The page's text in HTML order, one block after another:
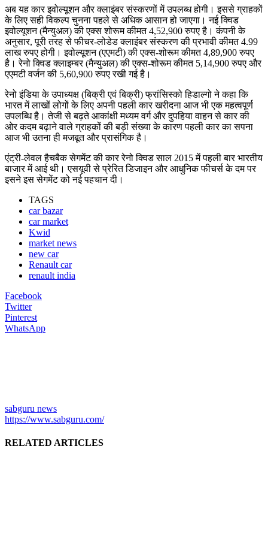
अब यह कार इवोल्यूशन और क्लाइंबर संस्करणों में उपलब्ध होगी। इससे ग्राहकों
के लिए सही विकल्प चुनना पहले से अधिक आसान हो जाएगा। नई क्विड
इवोल्यूशन (मैन्युअल) की एक्स शोरूम कीमत 4,52,900 रुपए है। कंपनी के
अनुसार, पूरी तरह से फीचर-लोडेड क्लाइंबर संस्करण की प्रभावी कीमत 4.99
लाख रुपए होगी। इवोल्यूशन (एएमटी) की एक्स-शोरूम कीमत 4,89,900 रुपए
है। रेनो क्विड क्लाइम्बर (मैन्युअल) की एक्स-शोरूम कीमत 5,14,900 रुपए और
एएमटी वर्जन की 5,60,900 रुपए रखी गई है।
रेनो इंडिया के उपाध्यक्ष (बिक्री एवं बिक्री) फ्रांसिस्को हिडाल्गो ने कहा कि
भारत में लाखों लोगों के लिए अपनी पहली कार खरीदना आज भी एक महत्वपूर्ण
उपलब्धि है। तेजी से बढ़ते आकांक्षी मध्यम वर्ग और दुपहिया वाहन से कार की
ओर कदम बढ़ाने वाले ग्राहकों की बड़ी संख्या के कारण पहली कार का सपना
आज भी उतना ही मजबूत और प्रासंगिक है।
एंट्री-लेवल हैचबैक सेगमेंट की कार रेनो क्विड साल 2015 में पहली बार भारतीय
बाजार में आई थी। एसयूवी से प्रेरित डिजाइन और आधुनिक फीचर्स के दम पर
इसने इस सेगमेंट को नई पहचान दी।
TAGS
car bazar
car market
Kwid
market news
new car
Renault car
renault india
Facebook
Twitter
Pinterest
WhatsApp
sabguru news
https://www.sabguru.com/
RELATED ARTICLES